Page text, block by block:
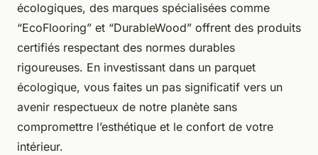
écologiques, des marques spécialisées comme
“EcoFlooring” et “DurableWood” offrent des produits
certifiés respectant des normes durables
rigoureuses. En investissant dans un parquet
écologique, vous faites un pas significatif vers un
avenir respectueux de notre planète sans
compromettre l’esthétique et le confort de votre
intérieur.